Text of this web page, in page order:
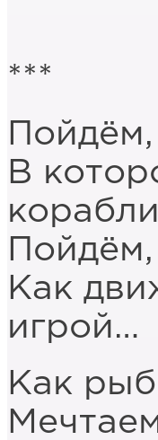
***
В
Как
игрой…
Как